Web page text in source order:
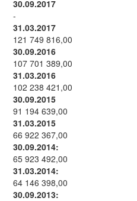
30.09.2017
-
31.03.2017
121 749 816,00
30.09.2016
107 701 389,00
31.03.2016
102 238 421,00
30.09.2015
91 194 639,00
31.03.2015
66 922 367,00
30.09.2014:
65 923 492,00
31.03.2014:
64 146 398,00
30.09.2013: